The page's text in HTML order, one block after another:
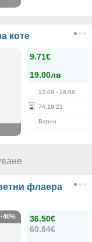
коте
9.71€
19.00лв
12.09 - 16.08
74:19:21
Варна
флаера
36.50€
60.84€
-40%